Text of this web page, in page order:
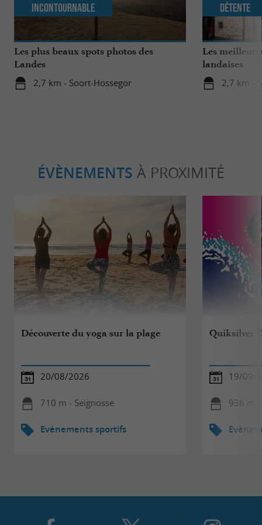
Les plus beaux spots photos des
Landes
2,7 km - Soort-Hossegor
Incontournable
Les
landaises
2,7 km -
Détente
ÉVÈNEMENTS À PROXIMITÉ
Découverte du yoga sur la plage
20/08/2026
710 m - Seignosse
Evènements sportifs
Quiksilver
19/09/
936 m -